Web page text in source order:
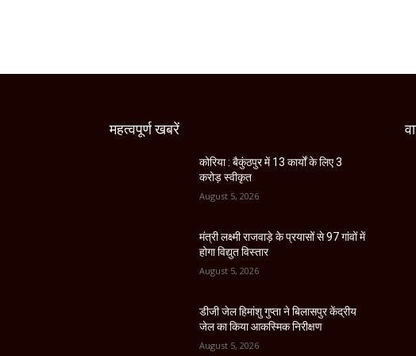
महत्वपूर्ण खबरें
कोरिया : बैकुंठपुर में 13 कार्यों के लिए 3
करोड़ स्वीकृत
August 5, 2026
मंत्री लक्ष्मी राजवाड़े के प्रयासों से 97 गांवों में
होगा विद्युत विस्तार
August 5, 2026
डीजी जेल हिमांशु गुप्ता ने बिलासपुर केंद्रीय
जेल का किया आकस्मिक निरीक्षण
August 5, 2026